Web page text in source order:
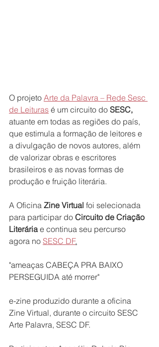
O projeto Arte da Palavra – Rede Sesc
de Leituras é um circuito do SESC,
atuante em todas as regiões do país,
que estimula a formação de leitores e
a divulgação de novos autores, além
de valorizar obras e escritores
brasileiros e as novas formas de
produção e fruição literária.
A Oficina Zine Virtual foi selecionada
para participar do Circuito de Criação
Literária e continua seu percurso
agora no SESC DF.
"ameaças CABEÇA PRA BAIXO
PERSEGUIDA até morrer"
e-zine produzido durante a oficina
Zine Virtual, durante o circuito SESC
Arte Palavra, SESC DF.